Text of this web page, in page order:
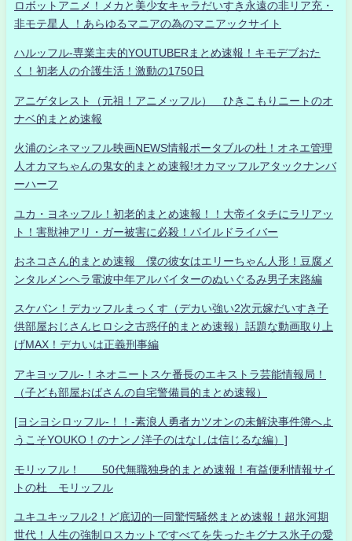
ロボットアニメ！メカと美少女キャラだいすき永遠の非リア充・
非モテ星人 ！あらゆるマニアの為のマニアックサイト
ハルッフル-専業主夫的YOUTUBERまとめ速報！キモデブおた
く！初老人の介護生活！激動の1750日
アニゲタレスト（元祖！アニメッフル） ひきこもりニートのオ
ナベ的まとめ速報
火浦のシネマッフル映画NEWS情報ポータブルの杜！オネエ管理
人オカマちゃんの鬼女的まとめ速報!オカマッフルアタックナンバ
ーハーフ
ユカ・ヨネッフル！初老的まとめ速報！！大帝イタチにラリアッ
ト！害獣神アリ・ガー被害に必殺！パイルドライバー
おネコさん的まとめ速報 僕の彼女はエリーちゃん人形！豆腐メ
ンタルメンヘラ電波中年アルバイターのぬいぐるみ男子末路編
スケバン！デカッフルまっくす（デカい強い2次元嫁だいすき子
供部屋おじさんヒロシ之古惑仔的まとめ速報）話題な動画取り上
げMAX！デカいは正義刑事編
アキヨッフル-！ネオニートスケ番長のエキストラ芸能情報局！
（子ども部屋おばさんの自宅警備員的まとめ速報）
[ヨシヨシロッフル-！！-素浪人勇者カツオンの未解決事件簿へよ
うこそYOUKO！のナンノ洋子のはなしは信じるな編）]
モリッフル！ 50代無職独身的まとめ速報！有益便利情報サイ
トの杜 モリッフル
ユキユキッフル2！ど底辺的一同驚愕騒然まとめ速報！超氷河期
世代！人生の強制ロスカットですべてを失ったキグナス氷子の愛